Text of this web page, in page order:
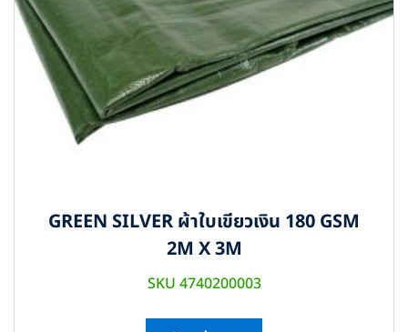
GREEN SILVER ผ้าใบเขียวเงิน 180 GSM
2M X 3M
SKU 4740200003